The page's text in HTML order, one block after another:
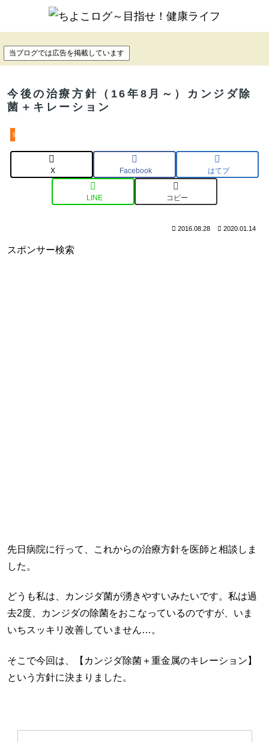
当ブログでは広告を掲載しています
ホーム 病気のこと
今後の治療方針（16年8月～）カンジダ除
菌＋キレーション
病気のこと
X Facebook はてブ
LINE コピー
2016.08.28 2020.01.14
スポンサー検索
先日病院に行って、これからの治療方針を医師と相談しま
した。
どうも私は、カンジダ菌が湧きやすいみたいです。私は過
去2度、カンジダの除菌をおこなっているのですが、いま
いちスッキリ改善していません…。
そこで今回は、【カンジダ除菌＋重金属のキレーション】
という方針に決まりました。